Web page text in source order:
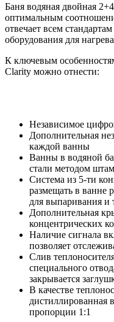
Баня водяная двойная
оптимальным
отвечает всем
оборудования для
К ключевым
Clarity можно отнести:
Независимое
Дополнительная
каждой ванны
Ванны в водяной
стали методом
Система из 5-ти
размещать в ванне
для выпаривания и
Дополнительная
концентрических
Наличие сигнала
позволяет
Слив
специального
закрывается
В качестве
дистиллированная
пропорции 1:1